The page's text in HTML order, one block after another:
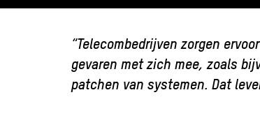
“Telecombedrijven zorgen
gevaren met zich mee, zoals
patchen van systemen. Dat